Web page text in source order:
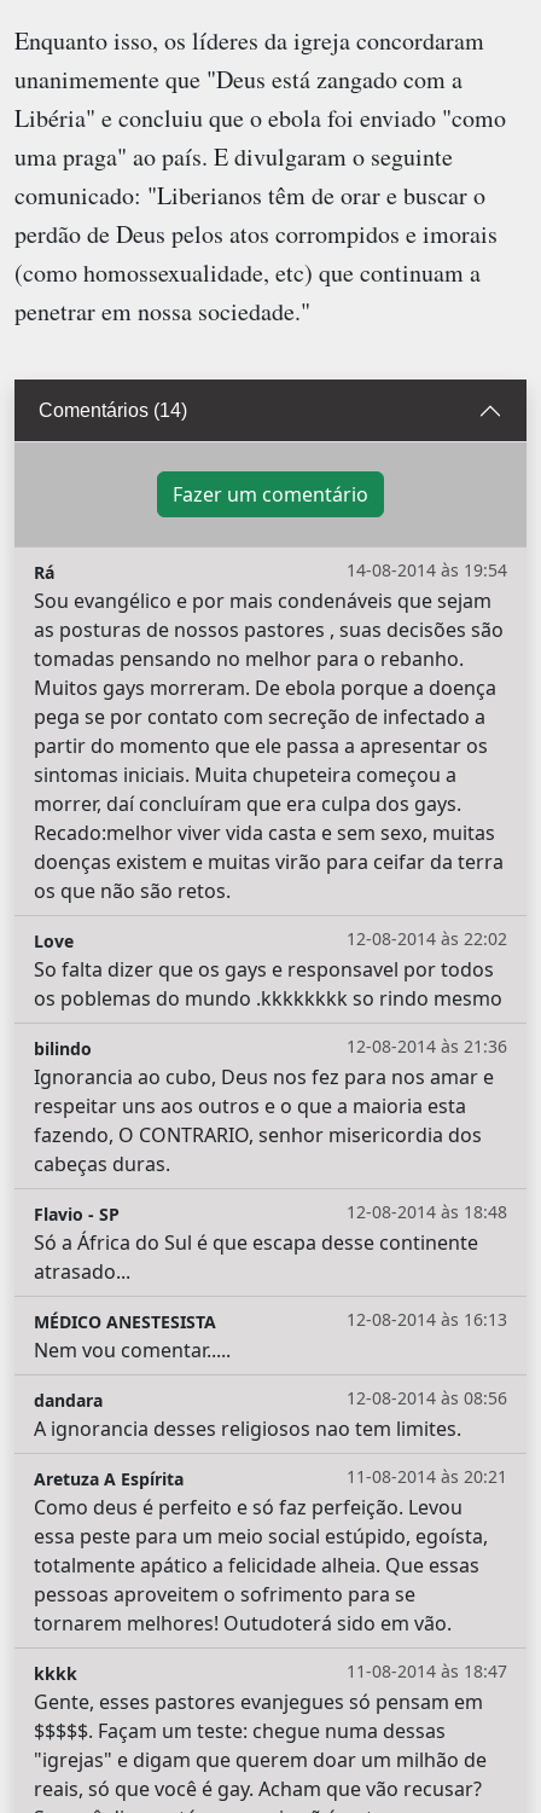
Enquanto isso, os líderes da igreja concordaram
unanimemente que "Deus está zangado com a
Libéria" e concluiu que o ebola foi enviado "como
uma praga" ao país. E divulgaram o seguinte
comunicado: "Liberianos têm de orar e buscar o
perdão de Deus pelos atos corrompidos e imorais
(como homossexualidade, etc) que continuam a
penetrar em nossa sociedade."
Comentários (14)
Fazer um comentário
14-08-2014 às 19:54
Rá
Sou evangélico e por mais condenáveis que sejam
as posturas de nossos pastores , suas decisões são
tomadas pensando no melhor para o rebanho.
Muitos gays morreram. De ebola porque a doença
pega se por contato com secreção de infectado a
partir do momento que ele passa a apresentar os
sintomas iniciais. Muita chupeteira começou a
morrer, daí concluíram que era culpa dos gays.
Recado:melhor viver vida casta e sem sexo, muitas
doenças existem e muitas virão para ceifar da terra
os que não são retos.
12-08-2014 às 22:02
Love
So falta dizer que os gays e responsavel por todos
os poblemas do mundo .kkkkkkkk so rindo mesmo
12-08-2014 às 21:36
bilindo
Ignorancia ao cubo, Deus nos fez para nos amar e
respeitar uns aos outros e o que a maioria esta
fazendo, O CONTRARIO, senhor misericordia dos
cabeças duras.
12-08-2014 às 18:48
Flavio - SP
Só a África do Sul é que escapa desse continente
atrasado...
12-08-2014 às 16:13
MÉDICO ANESTESISTA
Nem vou comentar.....
12-08-2014 às 08:56
dandara
A ignorancia desses religiosos nao tem limites.
11-08-2014 às 20:21
Aretuza A Espírita
Como deus é perfeito e só faz perfeição. Levou
essa peste para um meio social estúpido, egoísta,
totalmente apático a felicidade alheia. Que essas
pessoas aproveitem o sofrimento para se
tornarem melhores! Outudoterá sido em vão.
11-08-2014 às 18:47
kkkk
Gente, esses pastores evanjegues só pensam em
$$$$$. Façam um teste: chegue numa dessas
"igrejas" e digam que querem doar um milhão de
reais, só que você é gay. Acham que vão recusar?